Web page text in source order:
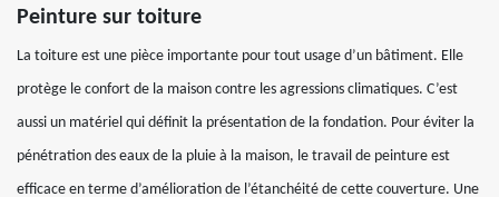
Peinture sur toiture
La toiture est une pièce importante pour tout usage d’un bâtiment. Elle
protège le confort de la maison contre les agressions climatiques. C’est
aussi un matériel qui définit la présentation de la fondation. Pour éviter la
pénétration des eaux de la pluie à la maison, le travail de peinture est
efficace en terme d’amélioration de l’étanchéité de cette couverture. Une